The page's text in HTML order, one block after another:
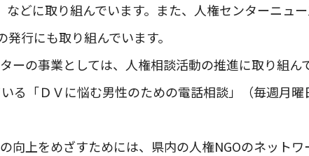
どに取り組んでいます。また、人権センターニュ
行にも取り組んでいます。
ーの事業としては、人権相談活動の推進に取り組ん
る「ＤＶに悩む男性のための電話相談」（毎週月
向上をめざすためには、県内の人権NGOのネット